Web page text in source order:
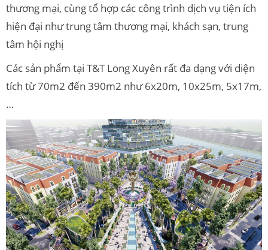
thương mại, cùng tổ hợp các công trình dịch vụ tiện ích
hiện đại như trung tâm thương mại, khách sạn, trung
tâm hội nghị
Các sản phẩm tại T&T Long Xuyên rất đa dạng với diện
tích từ 70m2 đến 390m2 như 6x20m, 10x25m, 5x17m,
…